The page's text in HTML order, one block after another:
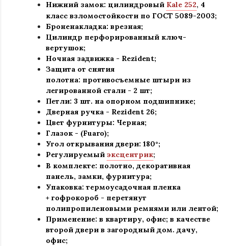
Нижний замок: цилиндровый Kale 252, 4
класс взломостойкости по ГОСТ 5089-2003;
Броненакладка: врезная;
Цилиндр перфорированный ключ-
вертушок;
Ночная задвижка - Rezident;
Защита от снятия
полотна: противосъемные штыри из
легированной стали - 2 шт;
Петли: 3 шт. на опорном подшипнике;
Дверная ручка - Rezident 26;
Цвет фурнитуры: Черная;
Глазок - (Fuaro);
Угол открывания двери: 180°;
Регулируемый эксцентрик;
В комплекте: полотно, декоративная
панель, замки, фурнитура;
Упаковка: термоусадочная пленка
+ гофрокороб - перетянут
полипропиленовыми ремнями или лентой;
Применение: в квартиру, офис; в качестве
второй двери в загородный дом. дачу,
офис;